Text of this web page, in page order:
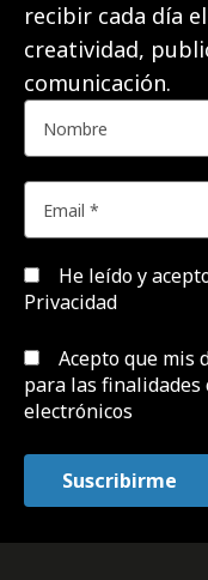
recibir cada día
creatividad,
comunicación.
He leído y
Privacidad
Acepto que mis
para las finalidades
electrónicos